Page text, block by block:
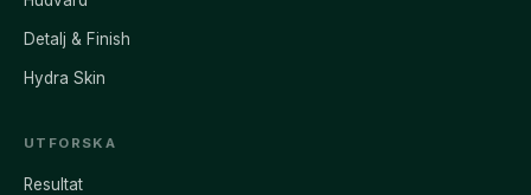
Detalj & Finish
Hydra Skin
UTFORSKA
Resultat